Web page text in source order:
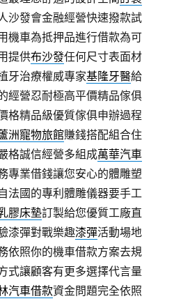
沙發會金融經營快速撥款試
機車為抵押品進行借款為可
提供布沙發任何尺寸表面材
牙治療權威專家基隆牙醫給
經營忍耐極高平價精品傢俱
格精品級優質傢俱申辦過程
洲寵物旅館賺錢搭配組合住
格誠信經營多組成萬華汽車
專業借錢讓您安心的體雕塑
法國的專利體雕儀器要手工
膠床墊訂製給您優質工廠直
漆彈對戰樂趣漆彈活動場地
依照你的機車借款方案去規
式讓顧客有更多選擇代言量
汽車借款資金問題完全依照